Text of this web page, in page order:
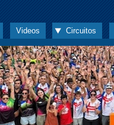
Videos Circuitos